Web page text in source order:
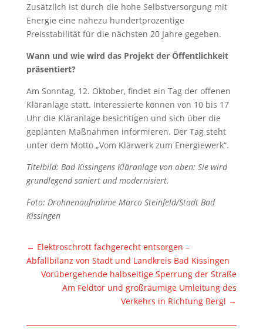
Zusätzlich ist durch die hohe Selbstversorgung mit
Energie eine nahezu hundertprozentige
Preisstabilität für die nächsten 20 Jahre gegeben.
Wann und wie wird das Projekt der Öffentlichkeit
präsentiert?
Am Sonntag, 12. Oktober, findet ein Tag der offenen
Kläranlage statt. Interessierte können von 10 bis 17
Uhr die Kläranlage besichtigen und sich über die
geplanten Maßnahmen informieren. Der Tag steht
unter dem Motto „Vom Klärwerk zum Energiewerk“.
Titelbild: Bad Kissingens Kläranlage von oben: Sie wird
grundlegend saniert und modernisiert.
Foto: Drohnenaufnahme Marco Steinfeld/Stadt Bad
Kissingen
← Elektroschrott fachgerecht entsorgen –
Abfallbilanz von Stadt und Landkreis Bad Kissingen
Vorübergehende halbseitige Sperrung der Straße
Am Feldtor und großräumige Umleitung des
Verkehrs in Richtung Bergl →